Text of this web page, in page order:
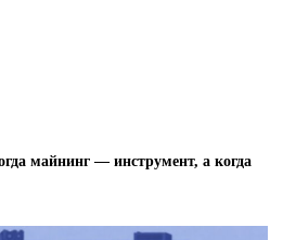
майнинг — инструмент, а когда